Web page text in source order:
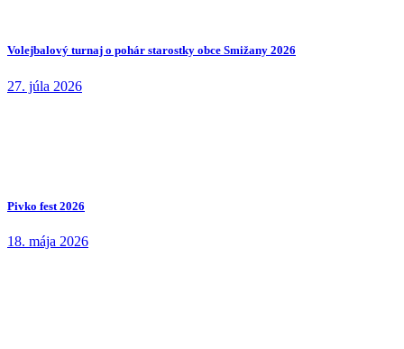
Volejbalový turnaj o pohár starostky obce Smižany 2026
27. júla 2026
Pivko fest 2026
18. mája 2026